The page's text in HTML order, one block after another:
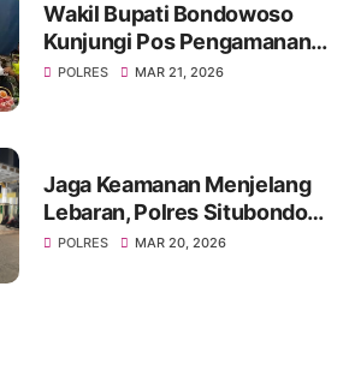
Wakil Bupati Bondowoso
Kunjungi Pos Pengamanan
Lebaran 2026
POLRES MAR 21, 2026
Jaga Keamanan Menjelang
Lebaran, Polres Situbondo
Intensifkan Patroli Sisir
POLRES MAR 20, 2026